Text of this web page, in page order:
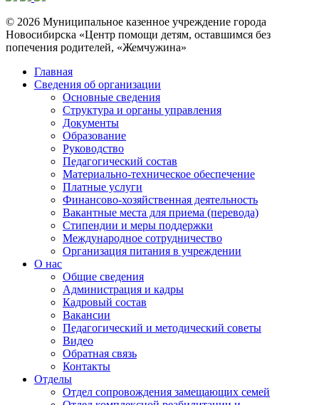
© 2026 Муниципальное казенное учреждение города
Новосибирска «Центр помощи детям, оставшимся без
попечения родителей, «Жемчужина»
Главная
Сведения об организации
Основные сведения
Структура и органы управления
Документы
Образование
Руководство
Педагогический состав
Материально-техническое обеспечение
Платные услуги
Финансово-хозяйственная деятельность
Вакантные места для приема (перевода)
Стипендии и меры поддержки
Международное сотрудничество
Организация питания в учреждении
О нас
Общие сведения
Администрация и кадры
Кадровый состав
Вакансии
Педагогический и методический советы
Видео
Обратная связь
Контакты
Отделы
Отдел сопровождения замещающих семей